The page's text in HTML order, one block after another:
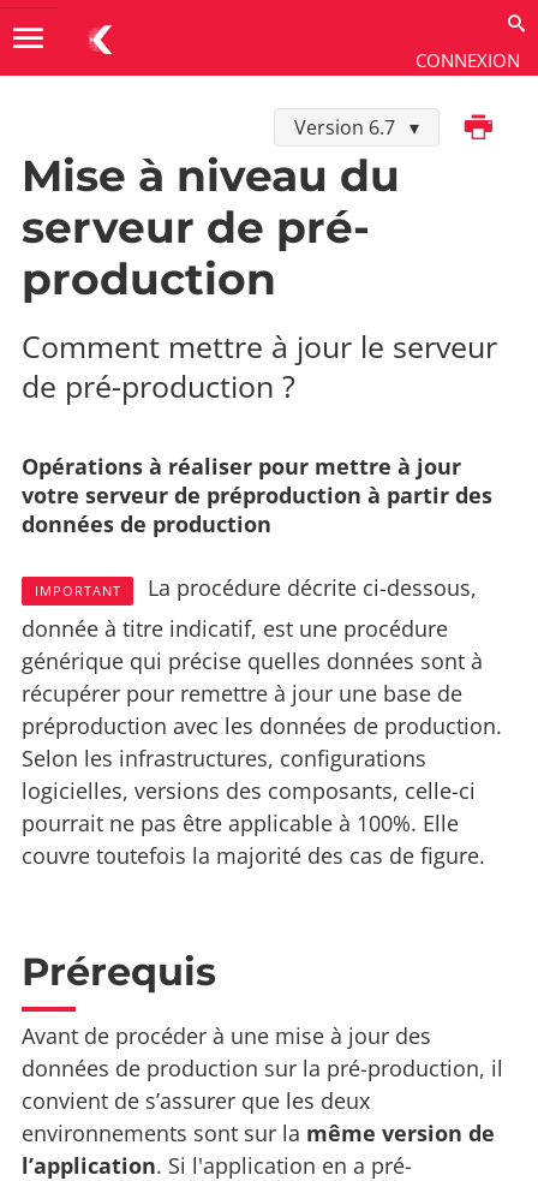
CONNEXION
menu
Version 6.7Imprimer
Exploitation→Procédures
d'exploitation
Mise à niveau du
serveur de pré-
production
Comment mettre à jour le serveur
de pré-production ?
Opérations à réaliser pour mettre à jour
votre serveur de préproduction à partir des
données de production
IMPORTANT
La procédure décrite ci-dessous,
donnée à titre indicatif, est une procédure
générique qui précise quelles données sont à
récupérer pour remettre à jour une base de
préproduction avec les données de production.
Selon les infrastructures, configurations
logicielles, versions des composants, celle-ci
pourrait ne pas être applicable à 100%. Elle
couvre toutefois la majorité des cas de figure.
Prérequis
Avant de procéder à une mise à jour des
données de production sur la pré-production, il
convient de s’assurer que les deux
environnements sont sur la même version de
l’application. Si l'application en a pré-